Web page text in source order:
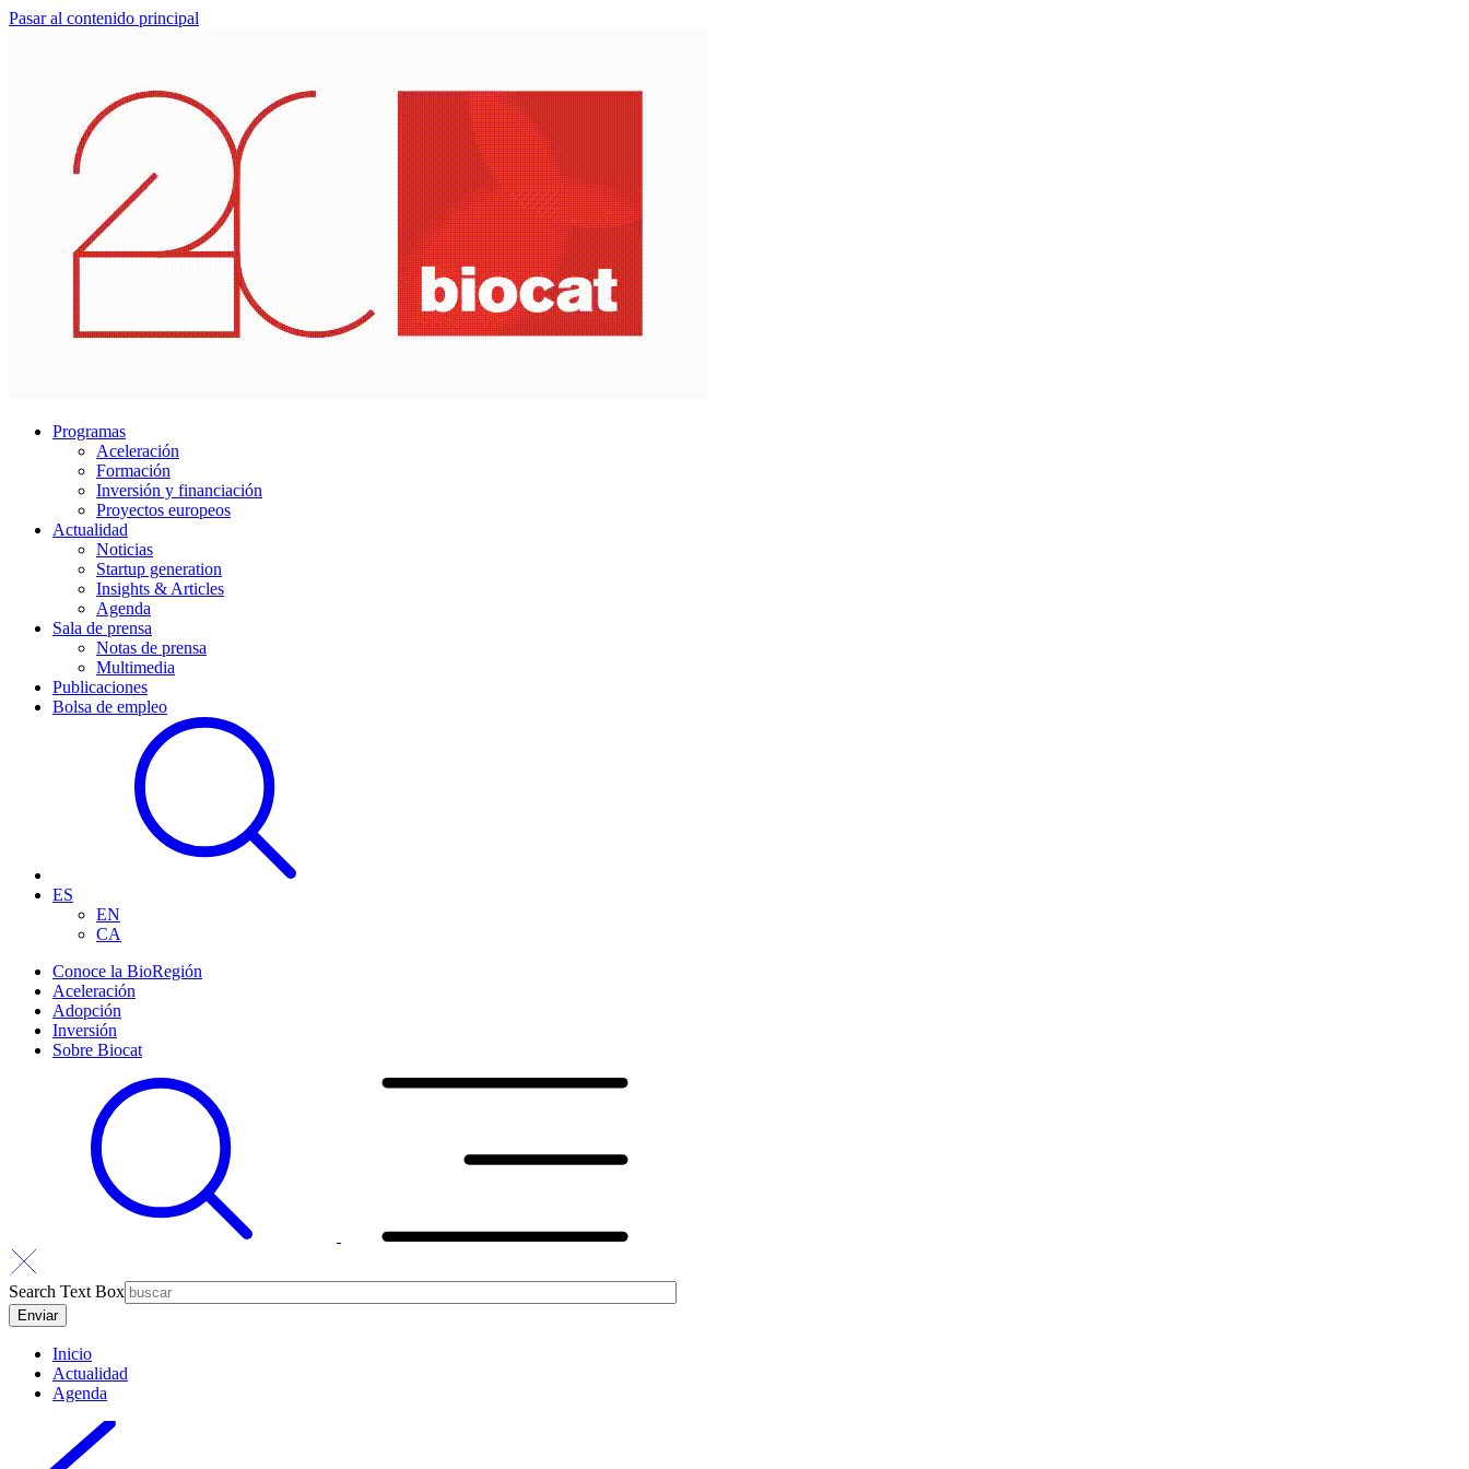
Pasar al contenido principal
Programas
Aceleración
Formación
Inversión y financiación
Proyectos europeos
Actualidad
Noticias
Startup generation
Insights & Articles
Agenda
Sala de prensa
Notas de prensa
Multimedia
Publicaciones
Bolsa de empleo
ES
EN
CA
Conoce la BioRegión
Aceleración
Adopción
Inversión
Sobre Biocat
Search Text Box
Inicio
Actualidad
Agenda